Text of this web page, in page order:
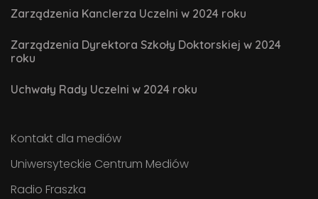
Zarządzenia Kanclerza Uczelni w 2024 roku
Zarządzenia Dyrektora Szkoły Doktorskiej w 2024
roku
Uchwały Rady Uczelni w 2024 roku
Kontakt dla mediów
Uniwersyteckie Centrum Mediów
Radio Fraszka